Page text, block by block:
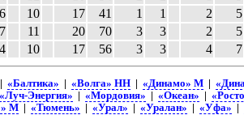
10 17 41 1 1 2 5
7 11 20 70 3 3 2 5
10 17 56 3 3 4 7
| «Балтика» | «Волга» НН| «Динамо» М|
«Луч-Энергия» | «Мордовия» | «Океан» |
М| «Тюмень» | «Урал» | «Уралан» | «Уфа» |